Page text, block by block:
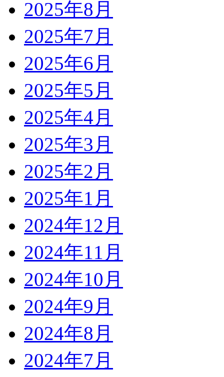
2025年8月
2025年7月
2025年6月
2025年5月
2025年4月
2025年3月
2025年2月
2025年1月
2024年12月
2024年11月
2024年10月
2024年9月
2024年8月
2024年7月